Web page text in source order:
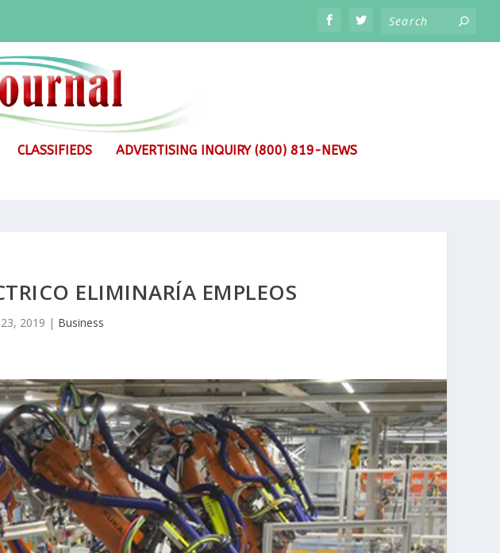
CLASSIFIEDS ADVERTISING INQUIRY (800) 819-NEWS
ELIMINARÍA EMPLEOS
2019 | Business